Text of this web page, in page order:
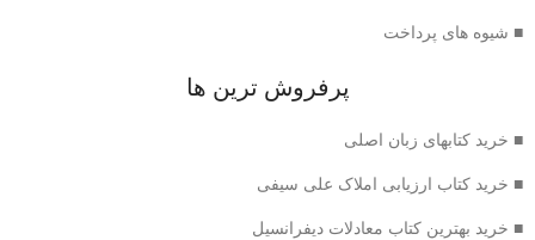
■ شیوه های پرداخت
پرفروش ترین ها
■ خرید کتابهای زبان اصلی
■ خرید کتاب ارزیابی املاک علی سیفی
■ خرید بهترین کتاب معادلات دیفرانسیل